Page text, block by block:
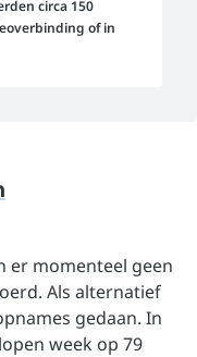
circa 150
of in
er momenteel geen
Als alternatief
gedaan. In
week op 79